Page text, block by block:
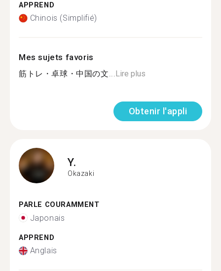
APPREND
Chinois (Simplifié)
Mes sujets favoris
筋トレ・卓球・中国の文...Lire plus
Obtenir l'appli
Y.
Okazaki
PARLE COURAMMENT
Japonais
APPREND
Anglais